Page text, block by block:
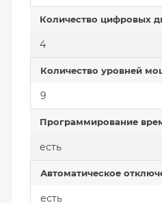
Количество цифровых
4
Количество уровней
9
Программирование
есть
Автоматическое
есть